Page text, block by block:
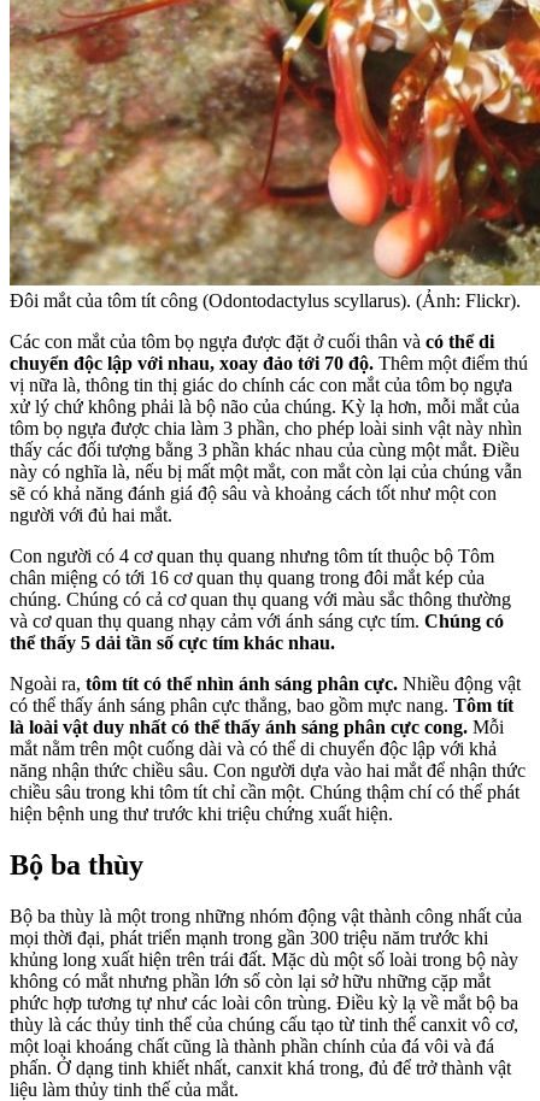
Đôi mắt của tôm tít công (Odontodactylus scyllarus). (Ảnh: Flickr).
Các con mắt của tôm bọ ngựa được đặt ở cuối thân và có thể di
chuyển độc lập với nhau, xoay đảo tới 70 độ. Thêm một điểm thú
vị nữa là, thông tin thị giác do chính các con mắt của tôm bọ ngựa
xử lý chứ không phải là bộ não của chúng. Kỳ lạ hơn, mỗi mắt của
tôm bọ ngựa được chia làm 3 phần, cho phép loài sinh vật này nhìn
thấy các đối tượng bằng 3 phần khác nhau của cùng một mắt. Điều
này có nghĩa là, nếu bị mất một mắt, con mắt còn lại của chúng vẫn
sẽ có khả năng đánh giá độ sâu và khoảng cách tốt như một con
người với đủ hai mắt.
Con người có 4 cơ quan thụ quang nhưng tôm tít thuộc bộ Tôm
chân miệng có tới 16 cơ quan thụ quang trong đôi mắt kép của
chúng. Chúng có cả cơ quan thụ quang với màu sắc thông thường
và cơ quan thụ quang nhạy cảm với ánh sáng cực tím. Chúng có
thể thấy 5 dải tần số cực tím khác nhau.
Ngoài ra, tôm tít có thể nhìn ánh sáng phân cực. Nhiều động vật
có thể thấy ánh sáng phân cực thẳng, bao gồm mực nang. Tôm tít
là loài vật duy nhất có thể thấy ánh sáng phân cực cong. Mỗi
mắt nằm trên một cuống dài và có thể di chuyển độc lập với khả
năng nhận thức chiều sâu. Con người dựa vào hai mắt để nhận thức
chiều sâu trong khi tôm tít chỉ cần một. Chúng thậm chí có thể phát
hiện bệnh ung thư trước khi triệu chứng xuất hiện.
Bộ ba thùy
Bộ ba thùy là một trong những nhóm động vật thành công nhất của
mọi thời đại, phát triển mạnh trong gần 300 triệu năm trước khi
khủng long xuất hiện trên trái đất. Mặc dù một số loài trong bộ này
không có mắt nhưng phần lớn số còn lại sở hữu những cặp mắt
phức hợp tương tự như các loài côn trùng. Điều kỳ lạ về mắt bộ ba
thùy là các thủy tinh thể của chúng cấu tạo từ tinh thể canxit vô cơ,
một loại khoáng chất cũng là thành phần chính của đá vôi và đá
phấn. Ở dạng tinh khiết nhất, canxit khá trong, đủ để trở thành vật
liệu làm thủy tinh thế của mắt.